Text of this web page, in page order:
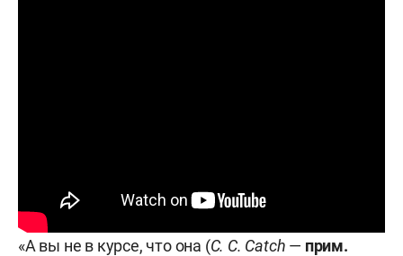
«А вы не в курсе, что она (C. C. Catch — прим.